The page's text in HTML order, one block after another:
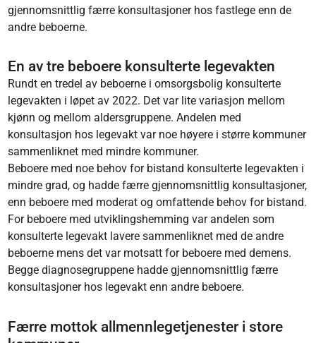
gjennomsnittlig færre konsultasjoner hos fastlege enn de
andre beboerne.
En av tre beboere konsulterte legevakten
Rundt en tredel av beboerne i omsorgsbolig konsulterte
legevakten i løpet av 2022. Det var lite variasjon mellom
kjønn og mellom aldersgruppene. Andelen med
konsultasjon hos legevakt var noe høyere i større kommuner
sammenliknet med mindre kommuner.
Beboere med noe behov for bistand konsulterte legevakten i
mindre grad, og hadde færre gjennomsnittlig konsultasjoner,
enn beboere med moderat og omfattende behov for bistand.
For beboere med utviklingshemming var andelen som
konsulterte legevakt lavere sammenliknet med de andre
beboerne mens det var motsatt for beboere med demens.
Begge diagnosegruppene hadde gjennomsnittlig færre
konsultasjoner hos legevakt enn andre beboere.
Færre mottok allmennlegetjenester i store